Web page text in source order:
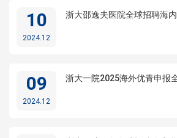
10
2024.12
浙大邵逸夫医院全球招聘海
09
2024.12
浙大一院2025海外优青申报